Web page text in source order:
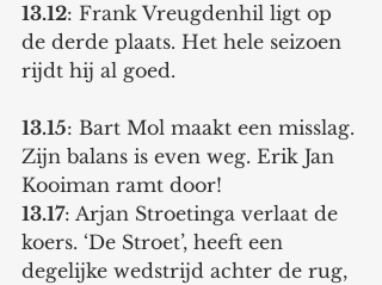
13.12: Frank Vreugdenhil ligt op
de derde plaats. Het hele seizoen
rijdt hij al goed.
13.15: Bart Mol maakt een misslag.
Zijn balans is even weg. Erik Jan
Kooiman ramt door!
13.17: Arjan Stroetinga verlaat de
koers. ‘De Stroet’, heeft een
degelijke wedstrijd achter de rug,